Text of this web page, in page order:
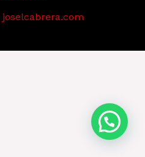
joselcabrera.com